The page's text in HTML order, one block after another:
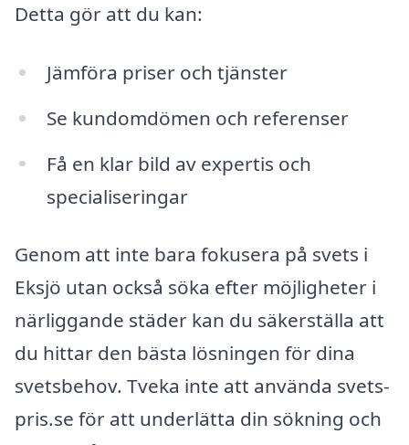
Detta gör att du kan:
Jämföra priser och tjänster
Se kundomdömen och referenser
Få en klar bild av expertis och
specialiseringar
Genom att inte bara fokusera på svets i
Eksjö utan också söka efter möjligheter i
närliggande städer kan du säkerställa att
du hittar den bästa lösningen för dina
svetsbehov. Tveka inte att använda svets-
pris.se för att underlätta din sökning och